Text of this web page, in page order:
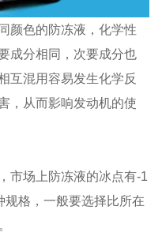
颜色的防冻液，化学性
成分相同，次要成分也
互混用容易发生化学反
，从而影响发动机的使
市场上防冻液的冰点有-1
格，一般要选择比所在